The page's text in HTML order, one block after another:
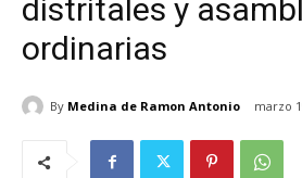
distritales y
ordinarias
By Medina de Ramon Antonio marzo